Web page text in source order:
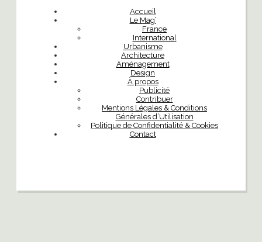
Accueil
Le Mag’
France
International
Urbanisme
Architecture
Aménagement
Design
À propos
Publicité
Contribuer
Mentions Légales & Conditions
Générales d’Utilisation
Politique de Confidentialité & Cookies
Contact